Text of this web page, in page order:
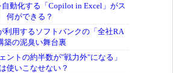
動化する「Copilot in Excel」がス
何ができる？
利用するソフトバンクの「全社RA
の泥臭い舞台裏
ントの約半数が"戦力外"になる」
使いこなせない？